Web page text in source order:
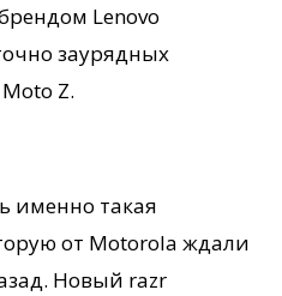
Lenovo
заурядных
Z.
именно такая
от Motorola ждали
Новый razr